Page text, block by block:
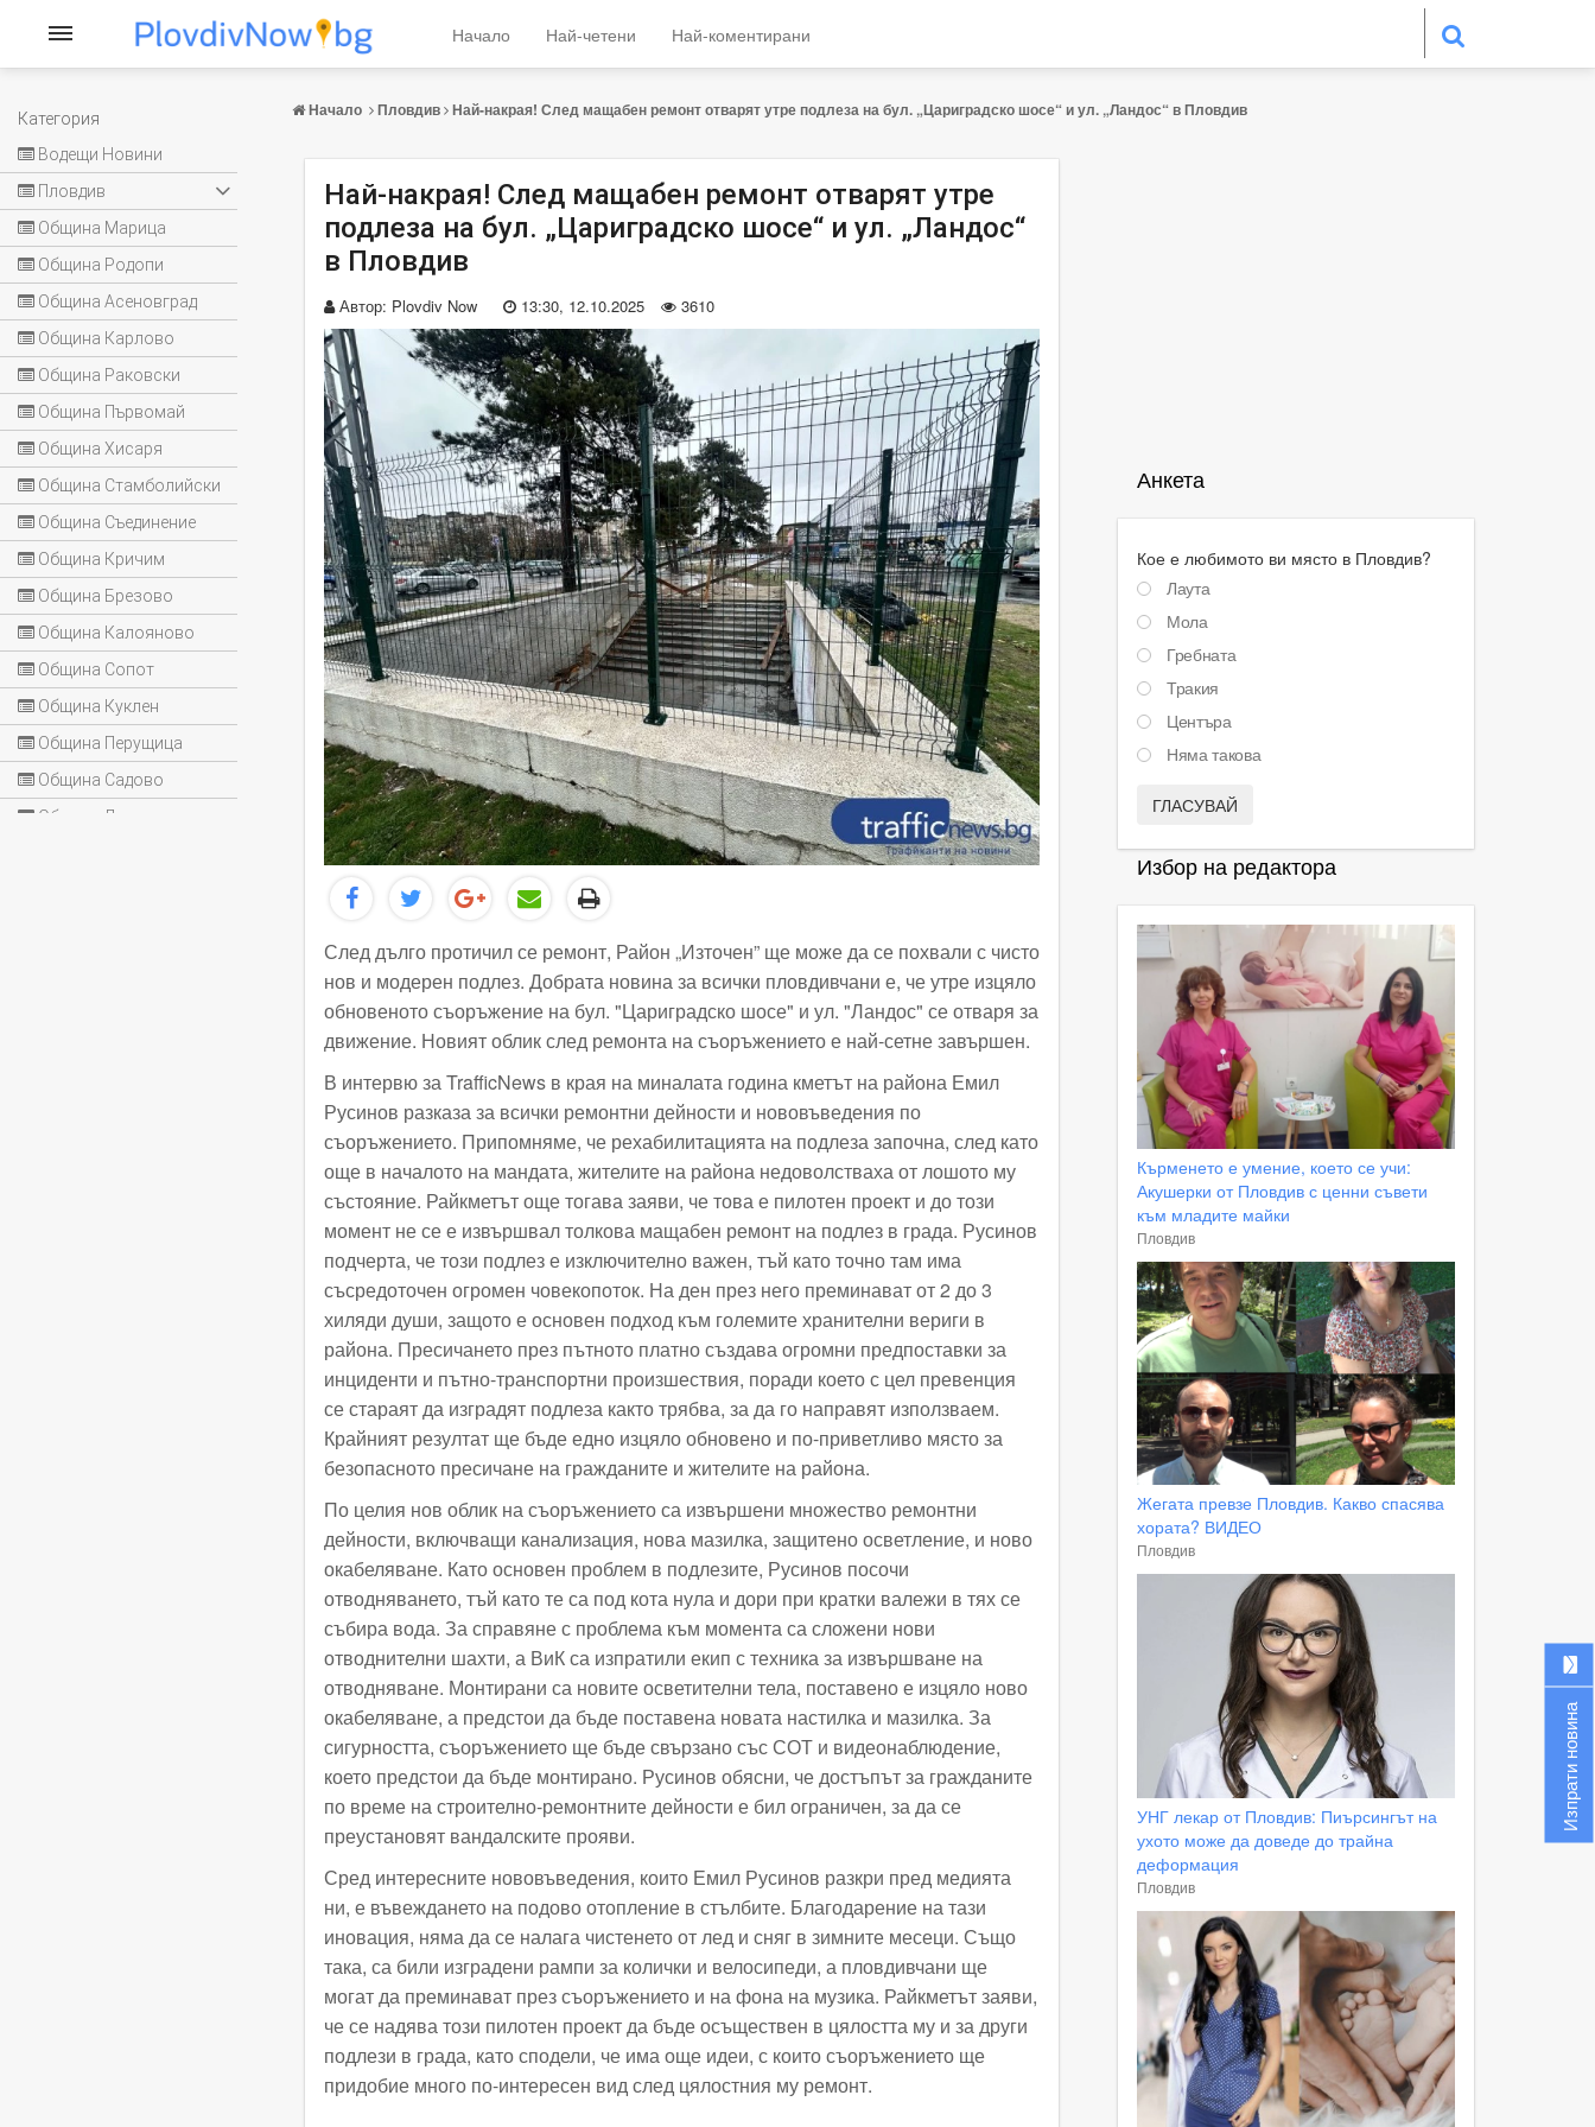
Категория
Водещи Новини
Пловдив
Община Марица
Община Родопи
Община Асеновград
Община Карлово
Община Раковски
Община Първомай
Община Хисаря
Община Стамболийски
Община Съединение
Община Кричим
Община Брезово
Община Калояново
Община Сопот
Община Куклен
Община Перущица
Община Садово
Община Лъки
Начало Най-четени Най-коментирани
Начало Пловдив Най-накрая! След мащабен ремонт отварят утре подлеза на бул. „Цариградско шосе“ и ул. „Ландос“ в Пловдив
Най-накрая! След мащабен ремонт отварят утре
подлеза на бул. „Цариградско шосе“ и ул. „Ландос“
в Пловдив
Автор: Plovdiv Now 13:30, 12.10.2025 3610
След дълго протичил се ремонт, Район „Източен” ще може да се похвали с чисто
нов и модерен подлез. Добрата новина за всички пловдивчани е, че утре изцяло
обновеното съоръжение на бул. "Цариградско шосе" и ул. "Ландос" се отваря за
движение. Новият облик след ремонта на съоръжението е най-сетне завършен.
В интервю за TrafficNews в края на миналата година кметът на района Емил
Русинов разказа за всички ремонтни дейности и нововъведения по
съоръжението. Припомняме, че рехабилитацията на подлеза започна, след като
още в началото на мандата, жителите на района недоволстваха от лошото му
състояние. Райкметът още тогава заяви, че това е пилотен проект и до този
момент не се е извършвал толкова мащабен ремонт на подлез в града. Русинов
подчерта, че този подлез е изключително важен, тъй като точно там има
съсредоточен огромен човекопоток. На ден през него преминават от 2 до 3
хиляди души, защото е основен подход към големите хранителни вериги в
района. Пресичането през пътното платно създава огромни предпоставки за
инциденти и пътно-транспортни произшествия, поради което с цел превенция
се стараят да изградят подлеза както трябва, за да го направят използваем.
Крайният резултат ще бъде едно изцяло обновено и по-приветливо място за
безопасното пресичане на гражданите и жителите на района.
По целия нов облик на съоръжението са извършени множество ремонтни
дейности, включващи канализация, нова мазилка, защитено осветление, и ново
окабеляване. Като основен проблем в подлезите, Русинов посочи
отводняването, тъй като те са под кота нула и дори при кратки валежи в тях се
събира вода. За справяне с проблема към момента са сложени нови
отводнителни шахти, а ВиК са изпратили екип с техника за извършване на
отводняване. Монтирани са новите осветителни тела, поставено е изцяло ново
окабеляване, а предстои да бъде поставена новата настилка и мазилка. За
сигурността, съоръжението ще бъде свързано със СОТ и видеонаблюдение,
което предстои да бъде монтирано. Русинов обясни, че достъпът за гражданите
по време на строително-ремонтните дейности е бил ограничен, за да се
преустановят вандалските прояви.
Сред интересните нововъведения, които Емил Русинов разкри пред медията
ни, е въвеждането на подово отопление в стълбите. Благодарение на тази
иновация, няма да се налага чистенето от лед и сняг в зимните месеци. Също
така, са били изградени рампи за колички и велосипеди, а пловдивчани ще
могат да преминават през съоръжението и на фона на музика. Райкметът заяви,
че се надява този пилотен проект да бъде осъществен в цялостта му и за други
подлези в града, като сподели, че има още идеи, с които съоръжението ще
придобие много по-интересен вид след цялостния му ремонт.
Анкета
Кое е любимото ви място в Пловдив?
Лаута
Мола
Гребната
Тракия
Центъра
Няма такова
ГЛАСУВАЙ
Избор на редактора
Кърменето е умение, което се учи:
Акушерки от Пловдив с ценни съвети
към младите майки
Пловдив
Жегата превзе Пловдив. Какво спасява
хората? ВИДЕО
Пловдив
УНГ лекар от Пловдив: Пиърсингът на
ухото може да доведе до трайна
деформация
Пловдив
Изпрати новина